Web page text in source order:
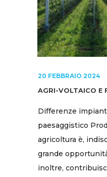
20 FEBBRAIO 2024
AGRI-VOLTAICO E
Differenze
paesaggistico
agricoltura è,
grande
inoltre,